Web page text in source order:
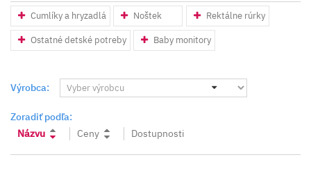
Cumlíky a hryzadlá Noštek Rektálne rúrky
Ostatné detské potreby Baby monitory
Výrobca:
Zoradiť podľa:
Názvu
Ceny Dostupnosti